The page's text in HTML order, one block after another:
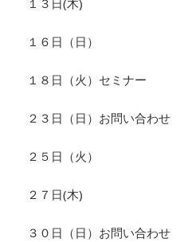
１３日(木)
１６日（日）
１８日（火）セミナー
２３日（日）お問い合わせ
２５日（火）
２７日(木)
３０日（日）お問い合わせ